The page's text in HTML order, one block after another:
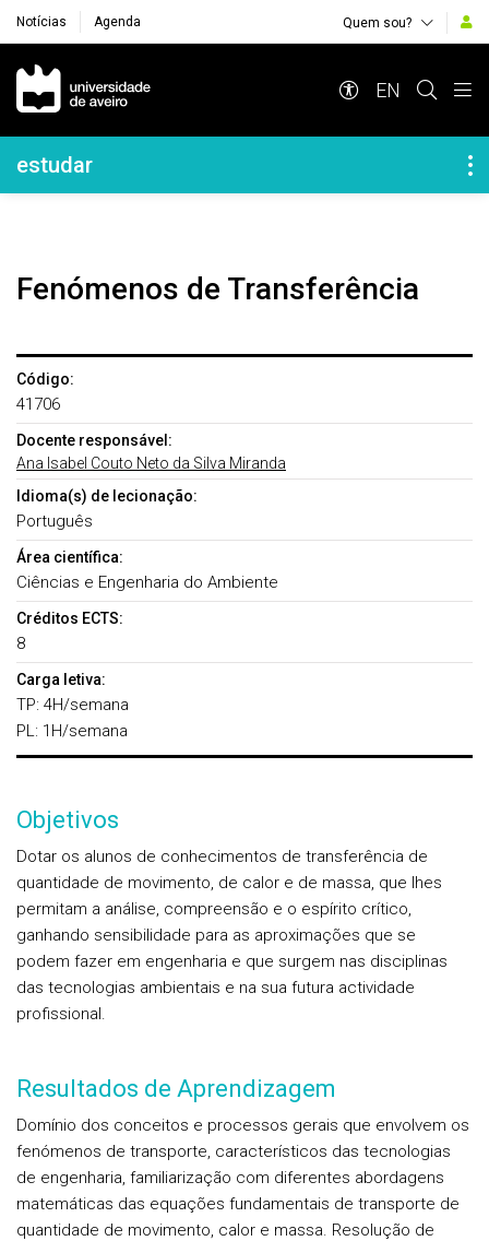
Notícias Agenda Quem sou?
Navegação Principal
EN
Navegação Lateral
estudar
Fenómenos de Transferência
Código:
41706
Docente responsável:
Ana Isabel Couto Neto da Silva Miranda
Idioma(s) de lecionação:
Português
Área científica:
Ciências e Engenharia do Ambiente
Créditos ECTS:
8
Carga letiva:
TP: 4H/semana
PL: 1H/semana
Objetivos
Dotar os alunos de conhecimentos de transferência de
quantidade de movimento, de calor e de massa, que lhes
permitam a análise, compreensão e o espírito crítico,
ganhando sensibilidade para as aproximações que se
podem fazer em engenharia e que surgem nas disciplinas
das tecnologias ambientais e na sua futura actividade
profissional.
Resultados de Aprendizagem
Domínio dos conceitos e processos gerais que envolvem os
fenómenos de transporte, característicos das tecnologias
de engenharia, familiarização com diferentes abordagens
matemáticas das equações fundamentais de transporte de
quantidade de movimento, calor e massa. Resolução de